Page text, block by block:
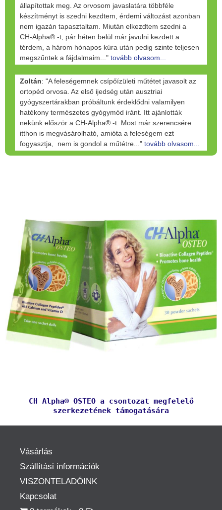
állapítottak meg. Az orvosom javaslatára többféle
készítményt is szedni kezdtem, érdemi változást azonban
nem igazán tapasztaltam. Miután elkezdtem szedni a
CH-Alpha® -t, pár héten belül már javulni kezdett a
térdem, a három hónapos kúra után pedig szinte teljesen
megszűntek a fájdalmaim..." tovább olvasom...
Zoltán: "A feleségemnek csípőízületi műtétet javasolt az
ortopéd orvosa. Az első ijedség után ausztriai
gyógyszertárakban próbáltunk érdeklődni valamilyen
hatékony természetes gyógymód iránt. Itt ajánlották
nekünk először a CH-Alpha® -t. Most már szerencsére
itthon is megvásárolható, amióta a feleségem ezt
fogyasztja, nem is gondol a műtétre..." tovább olvasom...
CH Alpha® OSTEO a csontozat megfelelő
szerkezetének támogatására
Vásárlás
Szállítási információk
VISZONTELADÓINK
Kapcsolat